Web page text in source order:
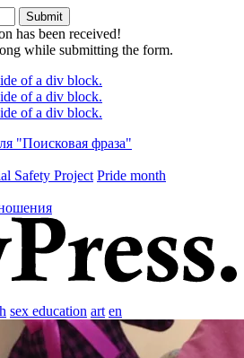
has been received!
while submitting the form.
of a div block.
of a div block.
of a div block.
"Поисковая фраза"
Safety Project Pride month
sex education art en